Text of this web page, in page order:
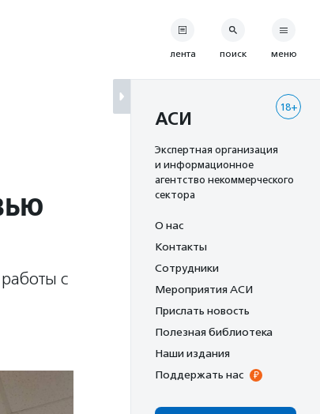
с
лента поиск меню
18+
АСИ
Экспертная организация
и информационное
агентство некоммерческого
сектора
О нас
Контакты
Сотрудники
Мероприятия АСИ
Прислать новость
Полезная библиотека
Наши издания
Поддержать нас